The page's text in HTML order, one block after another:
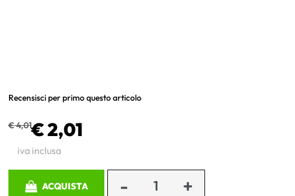
Recensisci per primo questo articolo
€ 4,01€ 2,01
iva inclusa
ACQUISTA